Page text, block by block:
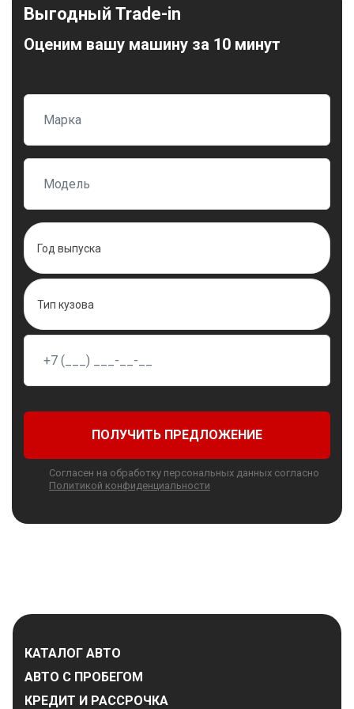
Выгодный Trade-in
Оценим вашу машину за 10 минут
Год выпуска
Тип кузова
ПОЛУЧИТЬ ПРЕДЛОЖЕНИЕ
Согласен на обработку персональных данных согласно
Политикой конфиденциальности
КАТАЛОГ АВТО
АВТО С ПРОБЕГОМ
КРЕДИТ И РАССРОЧКА